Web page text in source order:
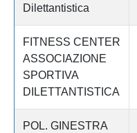
Dilettantistica
FITNESS CENTER
ASSOCIAZIONE
SPORTIVA
DILETTANTISTICA
POL. GINESTRA